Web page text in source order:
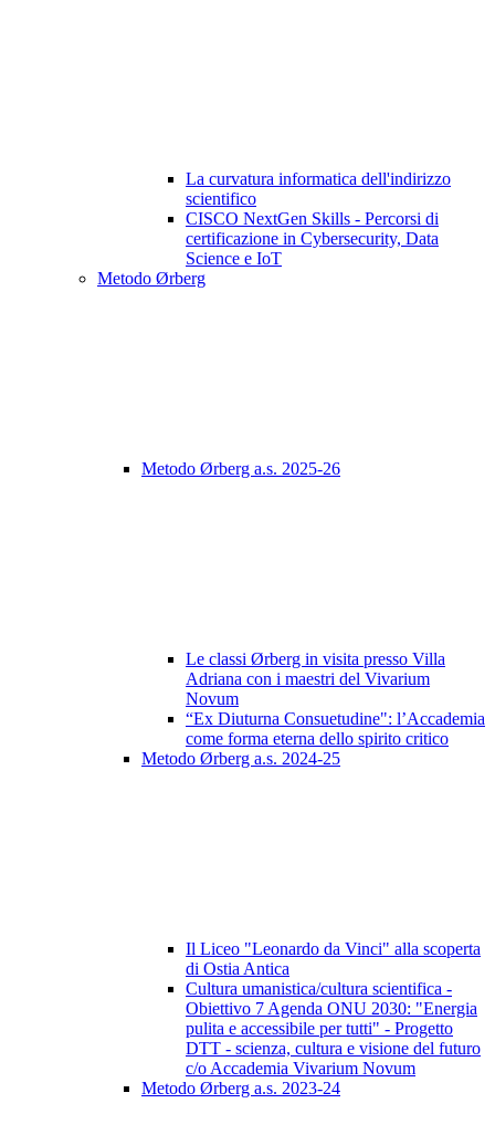
La curvatura informatica dell'indirizzo
scientifico
CISCO NextGen Skills - Percorsi di
certificazione in Cybersecurity, Data
Science e IoT
Metodo Ørberg
Metodo Ørberg a.s. 2025-26
Le classi Ørberg in visita presso Villa
Adriana con i maestri del Vivarium
Novum
“Ex Diuturna Consuetudine": l’Accademia
come forma eterna dello spirito critico
Metodo Ørberg a.s. 2024-25
Il Liceo "Leonardo da Vinci" alla scoperta
di Ostia Antica
Cultura umanistica/cultura scientifica -
Obiettivo 7 Agenda ONU 2030: "Energia
pulita e accessibile per tutti" - Progetto
DTT - scienza, cultura e visione del futuro
c/o Accademia Vivarium Novum
Metodo Ørberg a.s. 2023-24